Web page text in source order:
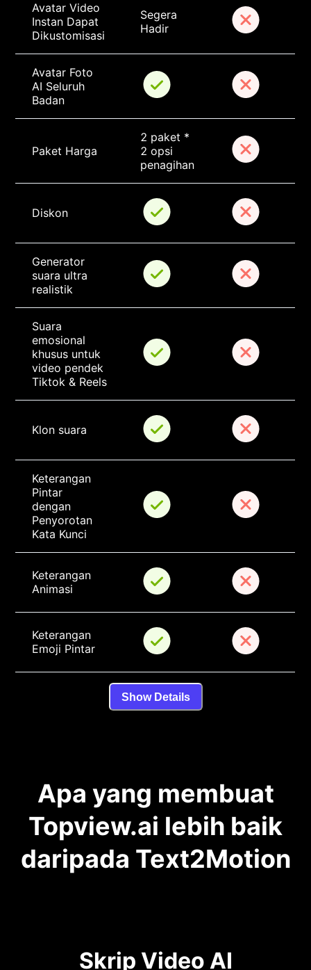
Avatar Video
Instan Dapat
Dikustomisasi
Segera
Hadir
Avatar Foto
AI Seluruh
Badan
Paket Harga
2 paket *
2 opsi
penagihan
Diskon
Generator
suara ultra
realistik
Suara
emosional
khusus untuk
video pendek
Tiktok & Reels
Klon suara
Keterangan
Pintar
dengan
Penyorotan
Kata Kunci
Keterangan
Animasi
Keterangan
Emoji Pintar
Show Details
Apa yang membuat
Topview.ai lebih baik
daripada Text2Motion
Skrip Video AI